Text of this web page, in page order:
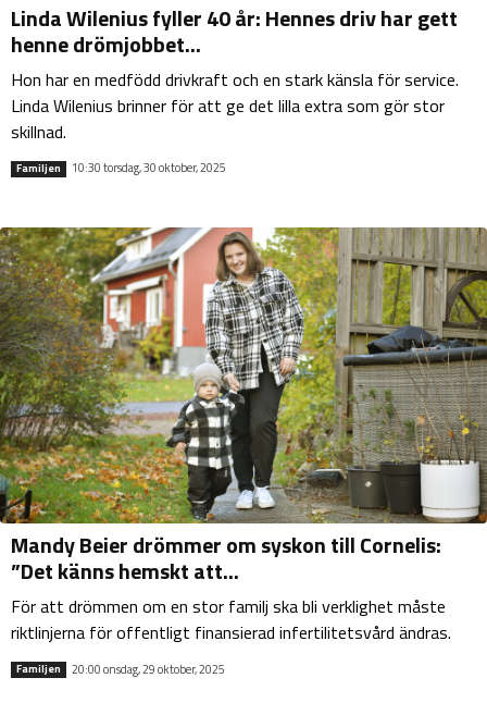
Linda Wilenius fyller 40 år: Hennes driv har gett
henne drömjobbet...
Hon har en medfödd drivkraft och en stark känsla för service.
Linda Wilenius brinner för att ge det lilla extra som gör stor
skillnad.
Familjen 10:30 torsdag, 30 oktober, 2025
Mandy Beier drömmer om syskon till Cornelis:
”Det känns hemskt att...
För att drömmen om en stor familj ska bli verklighet måste
riktlinjerna för offentligt finansierad infertilitetsvård ändras.
Familjen 20:00 onsdag, 29 oktober, 2025